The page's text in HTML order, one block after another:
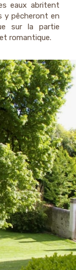
eaux abritent
y pêcheront en
sur la partie
romantique.